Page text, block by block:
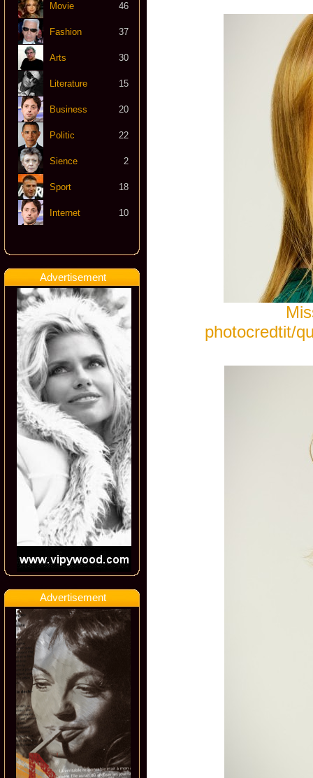
Movie 46
Fashion 37
Arts 30
Literature 15
Business 20
Politic 22
Sience 2
Sport 18
Internet 10
Advertisement
Advertisement
photocredtit/